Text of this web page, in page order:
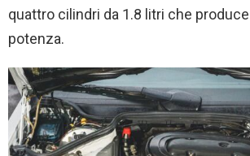
quattro cilindri da 1.8 litri che
potenza.